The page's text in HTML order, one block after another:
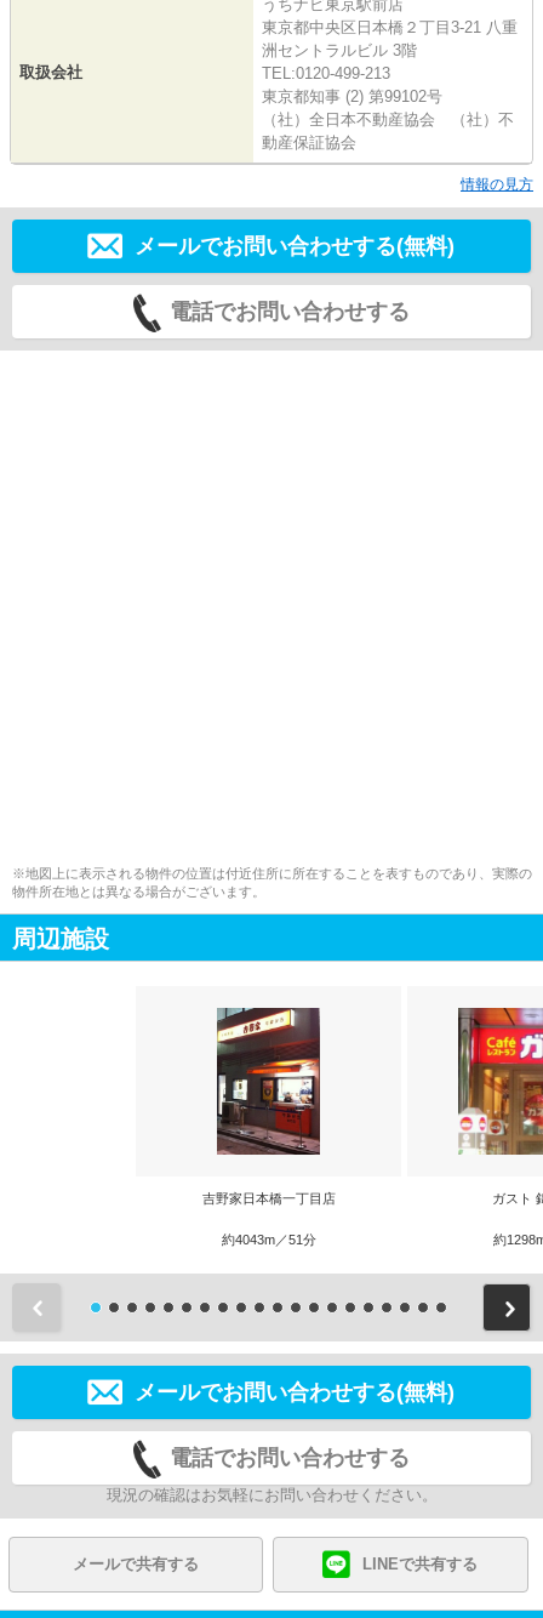
取扱会社
うちナビ東京駅前店
東京都中央区日本橋２丁目3-21 八重
洲セントラルビル 3階
TEL:0120-499-213
東京都知事 (2) 第99102号
（社）全日本不動産協会 （社）不
動産保証協会
情報の見方
メールでお問い合わせする(無料)
電話でお問い合わせする
※地図上に表示される物件の位置は付近住所に所在することを表すものであり、実際の
物件所在地とは異なる場合がございます。
周辺施設
吉野家日本橋一丁目店
約4043m／51分
ガスト
約
メールでお問い合わせする(無料)
電話でお問い合わせする
現況の確認はお気軽にお問い合わせください。
メールで共有する LINEで共有する